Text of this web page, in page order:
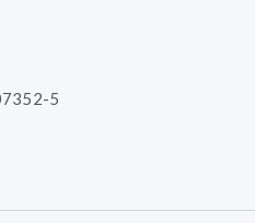
5